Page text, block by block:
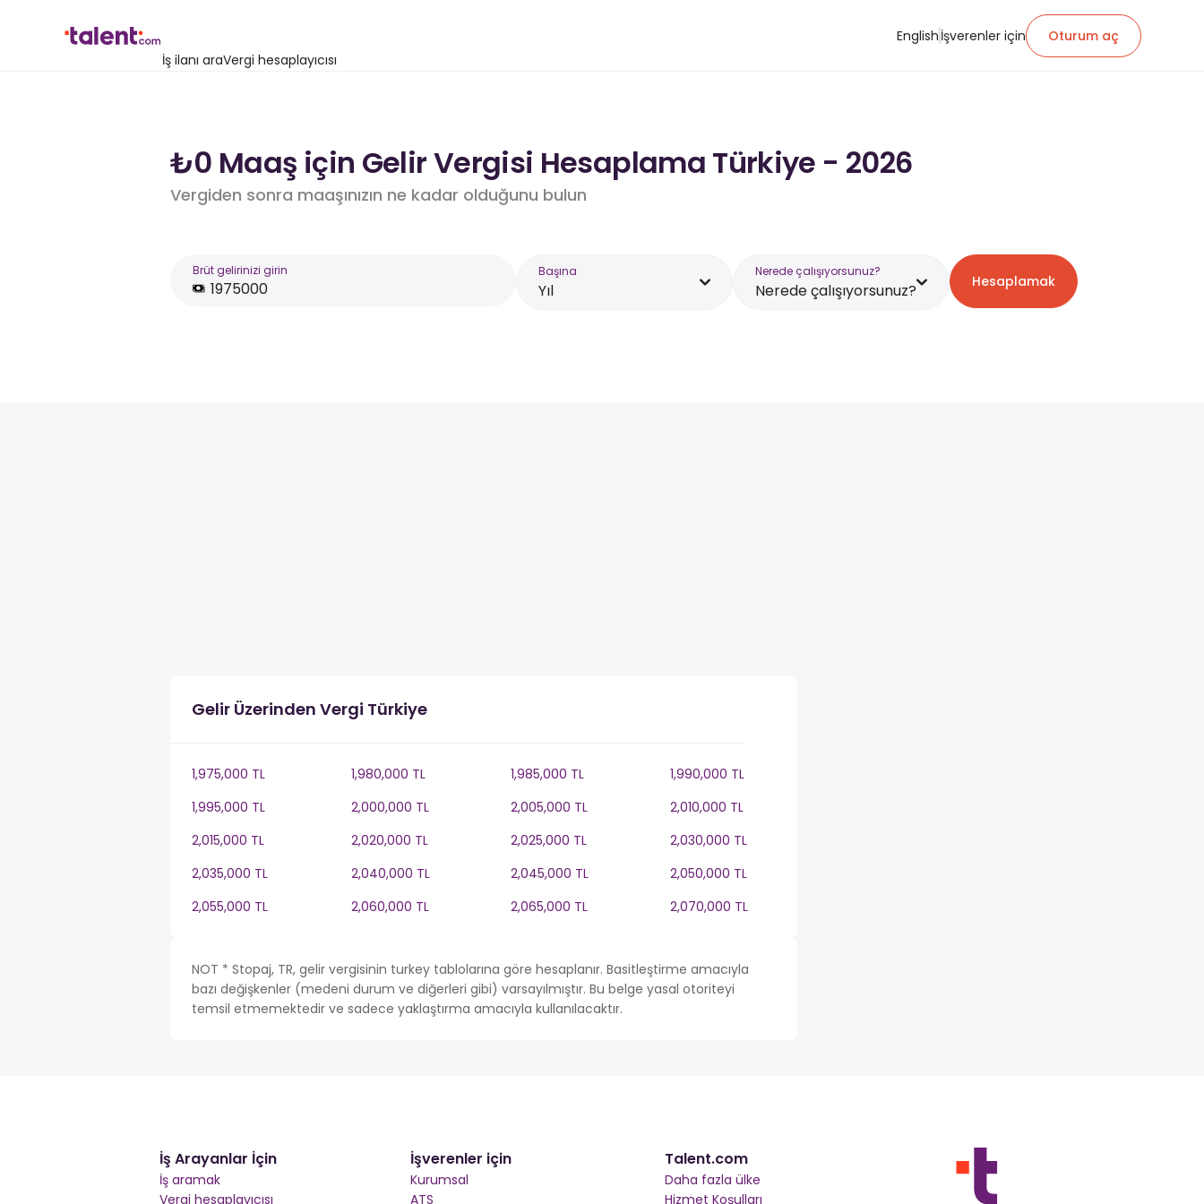
İş ilanı araVergi hesaplayıcısı
English İşverenler için Oturum aç
₺0 Maaş için Gelir Vergisi Hesaplama Türkiye - 2026
Vergiden sonra maaşınızın ne kadar olduğunu bulun
Brüt gelirinizi girin Başına
Yıl
Nerede çalışıyorsunuz?
Nerede çalışıyorsunuz? Hesaplamak
Gelir Üzerinden Vergi Türkiye
1,975,000 TL 1,980,000 TL 1,985,000 TL
1,990,000 TL
1,995,000 TL
2,000,000 TL 2,005,000 TL
2,010,000 TL
2,015,000 TL
2,020,000 TL 2,025,000 TL
2,030,000 TL
2,035,000 TL
2,040,000 TL 2,045,000 TL
2,050,000 TL
2,055,000 TL
2,060,000 TL 2,065,000 TL 2,070,000 TL
NOT * Stopaj, TR, gelir vergisinin turkey tablolarına göre hesaplanır. Basitleştirme amacıyla
bazı değişkenler (medeni durum ve diğerleri gibi) varsayılmıştır. Bu belge yasal otoriteyi
temsil etmemektedir ve sadece yaklaştırma amacıyla kullanılacaktır.
İş Arayanlar İçin
İş aramak
Vergi hesaplayıcısı
İşverenler için
Kurumsal
ATS
Talent.com
Daha fazla ülke
Hizmet Koşulları